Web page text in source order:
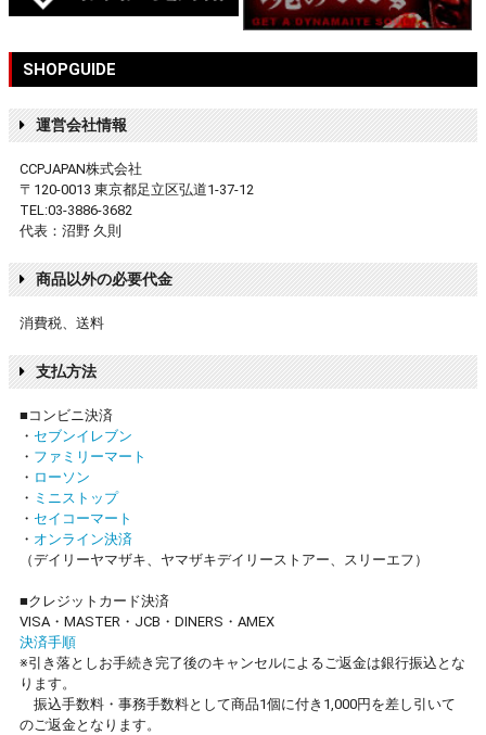
SHOPGUIDE
運営会社情報
CCPJAPAN株式会社
〒120-0013 東京都足立区弘道1-37-12
TEL:03-3886-3682
代表：沼野 久則
商品以外の必要代金
消費税、送料
支払方法
■コンビニ決済
・ セブンイレブン
・ ファミリーマート
・ ローソン
・ ミニストップ
・ セイコーマート
・ オンライン決済
（デイリーヤマザキ、ヤマザキデイリーストアー、スリーエフ）
■クレジットカード決済
VISA・MASTER・JCB・DINERS・AMEX
決済手順
※引き落としお手続き完了後のキャンセルによるご返金は銀行振込とな
ります。
振込手数料・事務手数料として商品1個に付き1,000円を差し引いて
のご返金となります。